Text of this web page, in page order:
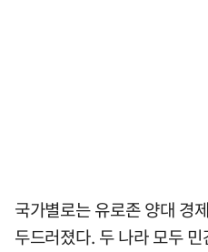
국가별로는 유로존 양대 경
두드러졌다. 두 나라 모두